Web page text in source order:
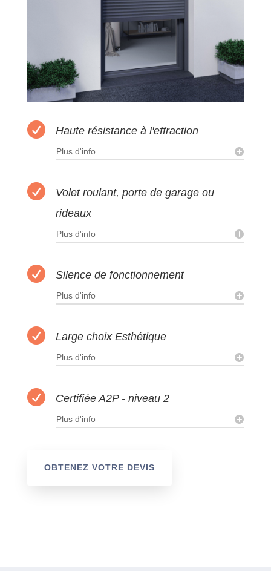
 Haute résistance à l'effraction
Plus d'info

Volet roulant, porte de garage ou
rideaux
Plus d'info
 Silence de fonctionnement
Plus d'info
 Large choix Esthétique
Plus d'info
 Certifiée A2P - niveau 2
Plus d'info
OBTENEZ VOTRE DEVIS